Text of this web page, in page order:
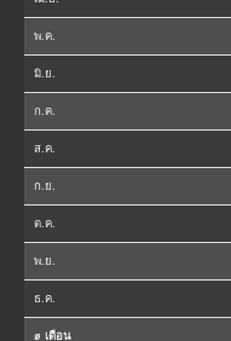
พ.ค.
มิ.ย.
ก.ค.
ส.ค.
ก.ย.
ต.ค.
พ.ย.
ธ.ค.
⌀ เดือน